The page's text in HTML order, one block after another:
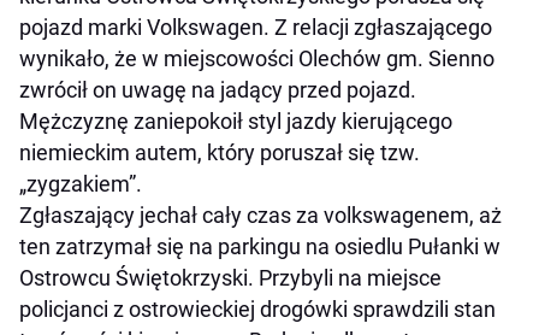
pojazd marki Volkswagen. Z relacji zgłaszającego
wynikało, że w miejscowości Olechów gm. Sienno
zwrócił on uwagę na jadący przed pojazd.
Mężczyznę zaniepokoił styl jazdy kierującego
niemieckim autem, który poruszał się tzw.
„zygzakiem”.
Zgłaszający jechał cały czas za volkswagenem, aż
ten zatrzymał się na parkingu na osiedlu Pułanki w
Ostrowcu Świętokrzyski. Przybyli na miejsce
policjanci z ostrowieckiej drogówki sprawdzili stan